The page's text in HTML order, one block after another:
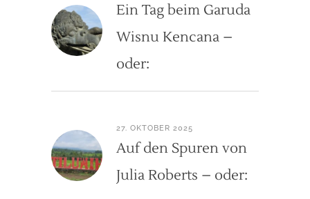
Ein Tag beim Garuda
Wisnu Kencana –
oder:
27. OKTOBER 2025
Auf den Spuren von
Julia Roberts – oder: